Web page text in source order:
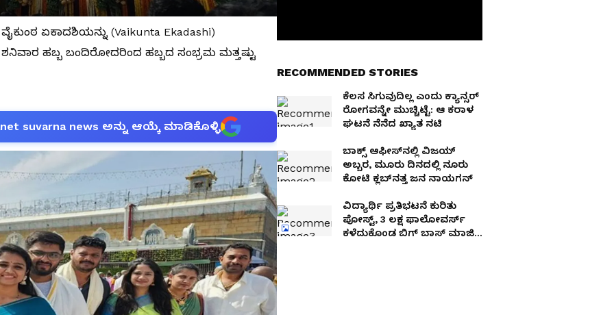
ಏಕಾದಶಿಯನ್ನು (Vaikunta Ekadashi)
ಹಬ್ಬ ಬಂದಿರೋದರಿಂದ ಹಬ್ಬದ ಸಂಭ್ರಮ ಮತ್ತಷ್ಟು
suvarna news ಅನ್ನು ಆಯ್ಕೆ ಮಾಡಿಕೊಳ್ಳಿ
RECOMMENDED STORIES
ಕೆಲಸ ಸಿಗುವುದಿಲ್ಲ ಎಂದು ಕ್ಯಾನ್ಸರ್​
ರೋಗವನ್ನೇ ಮುಚ್ಚಿಟ್ಟೆ: ಆ ಕರಾಳ
ಘಟನೆ ನೆನೆದ ಖ್ಯಾತ ನಟಿ
ಬಾಕ್ಸ್ ಆಫೀಸ್‌ನಲ್ಲಿ ವಿಜಯ್
ಅಬ್ಬರ, ಮೂರು ದಿನದಲ್ಲಿ ನೂರು
ಕೋಟಿ ಕ್ಲಬ್‌ನತ್ತ ಜನ ನಾಯಗನ್
ವಿದ್ಯಾರ್ಥಿ ಪ್ರತಿಭಟನೆ ಕುರಿತು
ಪೋಸ್ಟ್, 3 ಲಕ್ಷ ಫಾಲೋವರ್ಸ್
ಕಳೆದುಕೊಂಡ ಬಿಗ್ ಬಾಸ್ ಮಾಜಿ